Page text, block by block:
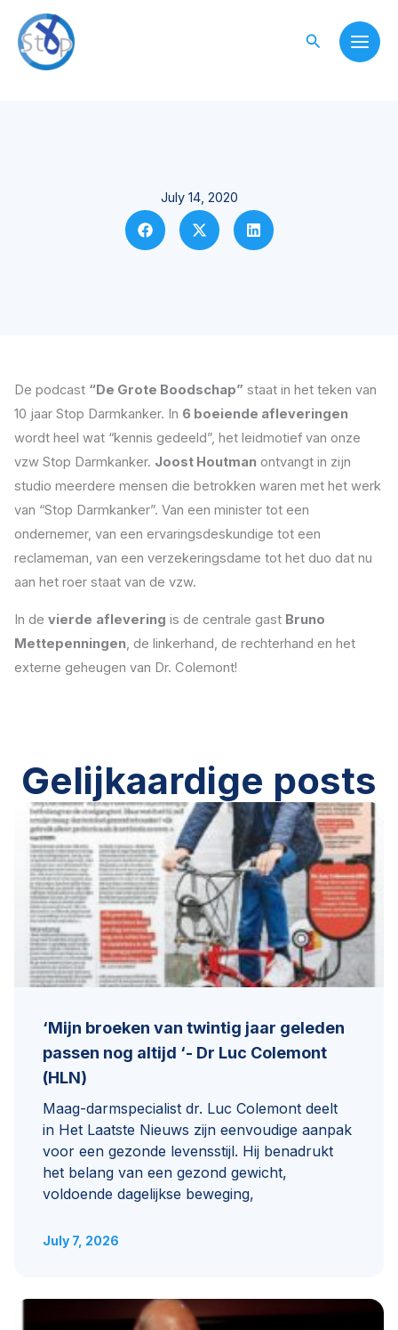
content
Search
July 14, 2020
De podcast “De Grote Boodschap” staat in het teken van
10 jaar Stop Darmkanker. In 6 boeiende afleveringen
wordt heel wat “kennis gedeeld”, het leidmotief van onze
vzw Stop Darmkanker. Joost Houtman ontvangt in zijn
studio meerdere mensen die betrokken waren met het werk
van “Stop Darmkanker”. Van een minister tot een
ondernemer, van een ervaringsdeskundige tot een
reclameman, van een verzekeringsdame tot het duo dat nu
aan het roer staat van de vzw.
In de vierde aflevering is de centrale gast Bruno
Mettepenningen , de linkerhand, de rechterhand en het
externe geheugen van Dr. Colemont!
Gelijkaardige posts
‘Mijn broeken van twintig jaar geleden
passen nog altijd ‘- Dr Luc Colemont
(HLN)
Maag-darmspecialist dr. Luc Colemont deelt
in Het Laatste Nieuws zijn eenvoudige aanpak
voor een gezonde levensstijl. Hij benadrukt
het belang van een gezond gewicht,
voldoende dagelijkse beweging,
July 7, 2026